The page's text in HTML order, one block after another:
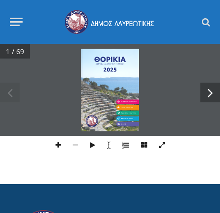
ΦΕΣΤΙΒΑΛ ΔΗΜΟΥ ΛΑΥΡΕΩΤΙΚΗΣ
ΘΟΡΙΚΙΑ
2025
ΜΟΥΣΙΚΗ & ΧΟΡΟΣ
ΜΟΥΣΙΚΗ & ΣΥΝΑΥΛΙΕΣ
ΤΕΧΝΗ & ΕΚΘΕΣΕΙΣ
ΘΕΑΤΡO
1 / 69